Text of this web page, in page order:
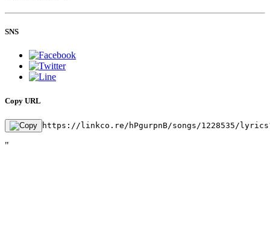
SNS
Copy URL
https://linkco.re/hPgurpnB/songs/1228535/
"